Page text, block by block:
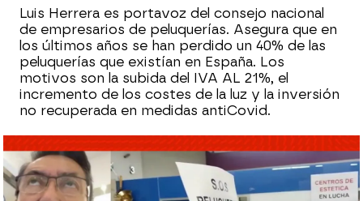
Luis Herrera es portavoz del consejo nacional
de empresarios de peluquerías. Asegura que en
los últimos años se han perdido un 40% de las
peluquerías que existían en España. Los
motivos son la subida del IVA AL 21%, el
incremento de los costes de la luz y la inversión
no recuperada en medidas antiCovid.